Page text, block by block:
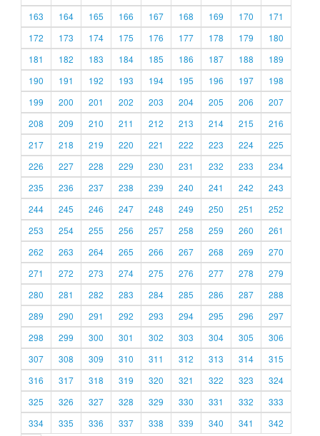
163
164 165 166 167 168 169 170
171
172
173 174 175 176 177 178 179
180
181
182 183 184 185 186 187 188
189
190
191 192 193 194 195 196 197
198
199
200 201 202 203 204 205 206
207
208
209 210 211 212 213 214 215
216
217
218 219 220 221 222 223 224
225
226
227 228 229 230 231 232 233
234
235
236 237 238 239 240 241 242
243
244
245 246 247 248 249 250 251
252
253
254 255 256 257 258 259 260
261
262
263 264 265 266 267 268 269
270
271
272 273 274 275 276 277 278
279
280
281 282 283 284 285 286 287
288
289
290 291 292 293 294 295 296
297
298
299 300 301 302 303 304 305
306
307
308 309 310 311 312 313 314
315
316
317 318 319 320 321 322 323
324
325
326 327 328 329 330 331 332
333
334
335 336 337 338 339 340 341 342